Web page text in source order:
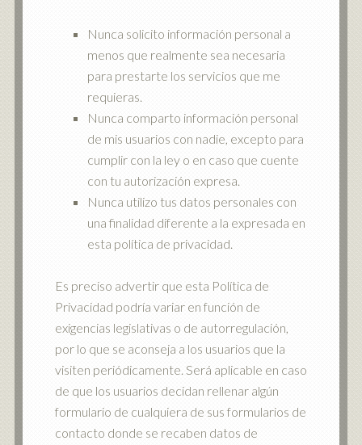
Nunca solicito información personal a
menos que realmente sea necesaria
para prestarte los servicios que me
requieras.
Nunca comparto información personal
de mis usuarios con nadie, excepto para
cumplir con la ley o en caso que cuente
con tu autorización expresa.
Nunca utilizo tus datos personales con
una finalidad diferente a la expresada en
esta política de privacidad.
Es preciso advertir que esta Política de
Privacidad podría variar en función de
exigencias legislativas o de autorregulación,
por lo que se aconseja a los usuarios que la
visiten periódicamente. Será aplicable en caso
de que los usuarios decidan rellenar algún
formulario de cualquiera de sus formularios de
contacto donde se recaben datos de